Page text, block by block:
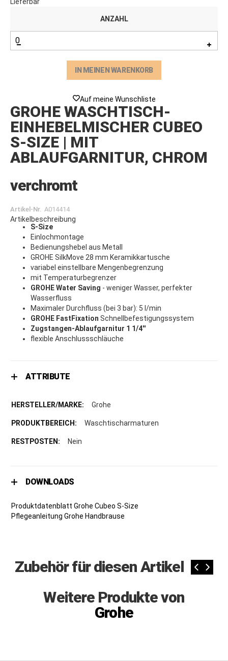
ANZAHL
IN MEINEN WARENKORB
Auf meine Wunschliste
GROHE WASCHTISCH-
EINHEBELMISCHER CUBEO
S-SIZE | MIT
ABLAUFGARNITUR, CHROM
verchromt
Artikel-Nr. A014414
Artikelbeschreibung
S-Size
Einlochmontage
Bedienungshebel aus Metall
GROHE SilkMove 28 mm Keramikkartusche
variabel einstellbare Mengenbegrenzung
mit Temperaturbegrenzer
GROHE Water Saving - weniger Wasser, perfekter
Wasserfluss
Maximaler Durchfluss (bei 3 bar): 5 l/min
GROHE FastFixation Schnellbefestigungssystem
Zugstangen-Ablaufgarnitur 1 1/4''
flexible Anschlussschläuche
ATTRIBUTE
Grohe
Waschtischarmaturen
Nein
DOWNLOADS
Produktdatenblatt Grohe Cubeo S-Size
Pflegeanleitung Grohe Handbrause
Zubehör für diesen Artikel ‹ ›
Weitere Produkte von
Grohe